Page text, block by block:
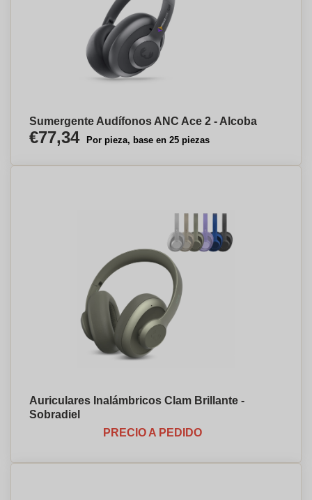
Sumergente Audífonos ANC Ace 2 - Alcoba
€77,34 Por pieza, base en 25 piezas
Auriculares Inalámbricos Clam Brillante -
Sobradiel
PRECIO A PEDIDO